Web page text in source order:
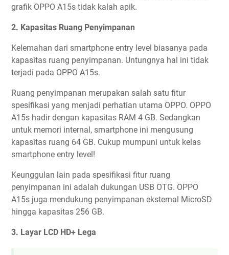
grafik OPPO A15s tidak kalah apik.
2. Kapasitas Ruang Penyimpanan
Kelemahan dari smartphone entry level biasanya pada
kapasitas ruang penyimpanan. Untungnya hal ini tidak
terjadi pada OPPO A15s.
Ruang penyimpanan merupakan salah satu fitur
spesifikasi yang menjadi perhatian utama OPPO. OPPO
A15s hadir dengan kapasitas RAM 4 GB. Sedangkan
untuk memori internal, smartphone ini mengusung
kapasitas ruang 64 GB. Cukup mumpuni untuk kelas
smartphone entry level!
Keunggulan lain pada spesifikasi fitur ruang
penyimpanan ini adalah dukungan USB OTG. OPPO
A15s juga mendukung penyimpanan eksternal MicroSD
hingga kapasitas 256 GB.
3. Layar LCD HD+ Lega